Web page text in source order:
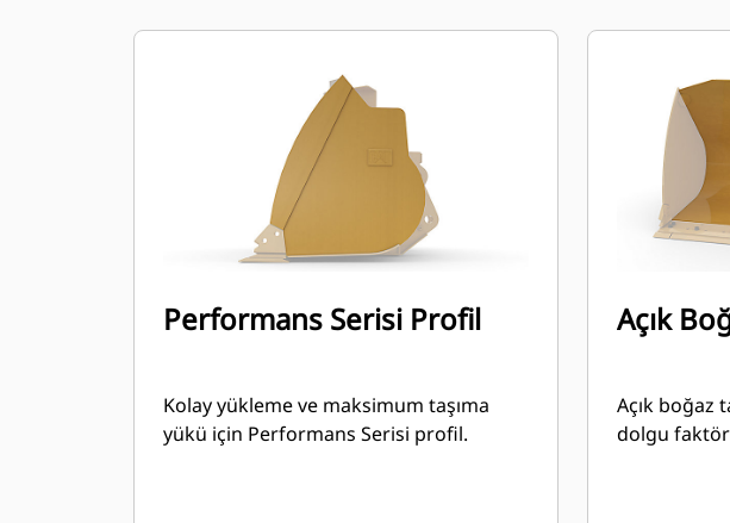
dolum faktörü, belirtilen kapasitenin
Performans Serisi Profil
Kolay yükleme ve maksimum taşıma
yükü için Performans Serisi profil.
Açık
Açık boğaz
dolgu